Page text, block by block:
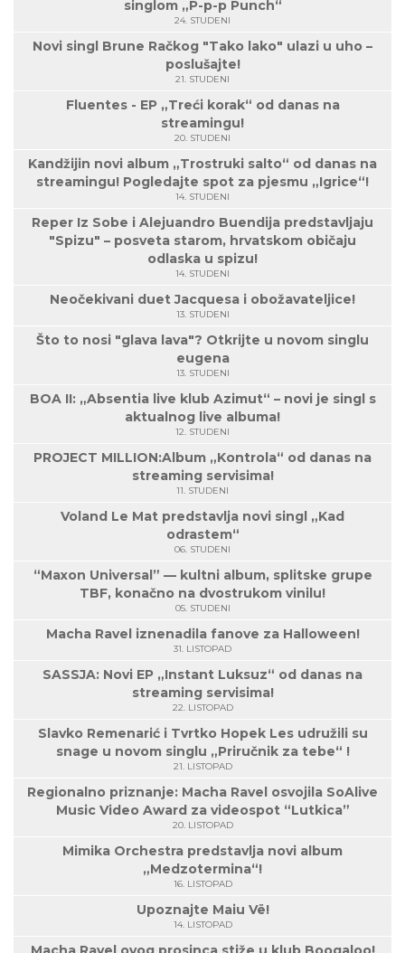
singlom „P-p-p Punch“
24. STUDENI
Novi singl Brune Račkog "Tako lako" ulazi u uho –
poslušajte!
21. STUDENI
Fluentes - EP „Treći korak“ od danas na
streamingu!
20. STUDENI
Kandžijin novi album „Trostruki salto“ od danas na
streamingu! Pogledajte spot za pjesmu „Igrice“!
14. STUDENI
Reper Iz Sobe i Alejuandro Buendija predstavljaju
"Spizu" – posveta starom, hrvatskom običaju
odlaska u spizu!
14. STUDENI
Neočekivani duet Jacquesa i obožavateljice!
13. STUDENI
Što to nosi "glava lava"? Otkrijte u novom singlu
eugena
13. STUDENI
BOA II: „Absentia live klub Azimut“ – novi je singl s
aktualnog live albuma!
12. STUDENI
PROJECT MILLION:Album „Kontrola“ od danas na
streaming servisima!
11. STUDENI
Voland Le Mat predstavlja novi singl „Kad
odrastem“
06. STUDENI
“Maxon Universal” — kultni album, splitske grupe
TBF, konačno na dvostrukom vinilu!
05. STUDENI
Macha Ravel iznenadila fanove za Halloween!
31. LISTOPAD
SASSJA: Novi EP „Instant Luksuz“ od danas na
streaming servisima!
22. LISTOPAD
Slavko Remenarić i Tvrtko Hopek Les udružili su
snage u novom singlu „Priručnik za tebe“ !
21. LISTOPAD
Regionalno priznanje: Macha Ravel osvojila SoAlive
Music Video Award za videospot “Lutkica”
20. LISTOPAD
Mimika Orchestra predstavlja novi album
„Medzotermina“!
16. LISTOPAD
Upoznajte Maiu Vë!
14. LISTOPAD